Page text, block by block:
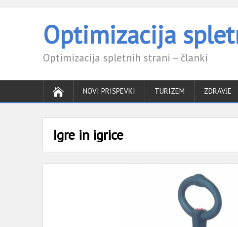
Optimizacija
Optimizacija spletnih strani – članki
NOVI PRISPEVKI TURIZEM ZDRAVJE
Igre in igrice